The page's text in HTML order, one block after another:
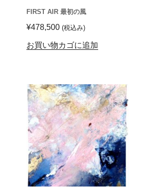
FIRST AIR 最初の風
¥478,500 (税込み)
お買い物カゴに追加